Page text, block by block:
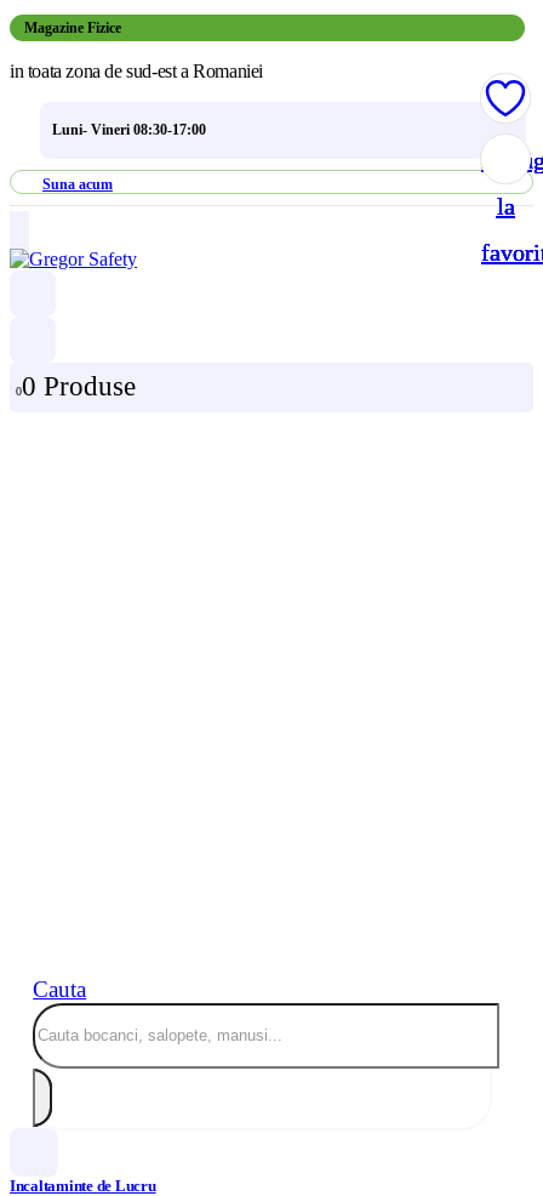
Magazine Fizice
in toata zona de sud-est a Romaniei
Luni- Vineri 08:30-17:00
Suna acum
00 Produse
Cauta
Incaltaminte de Lucru
la
la
la
la